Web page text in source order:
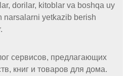
dorilar, kitoblar va boshqa uy
narsalarni yetkazib berish
сервисов, предлагающих
книг и товаров для дома.